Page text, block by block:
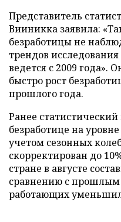
Представитель
Вииникка заявила:
безработицы не
трендов
ведется с 2009 года».
быстро рост
прошлого года.
Ранее
безработице на
учетом сезонных
скорректирован до
стране в августе
сравнению с прошлым
работающих